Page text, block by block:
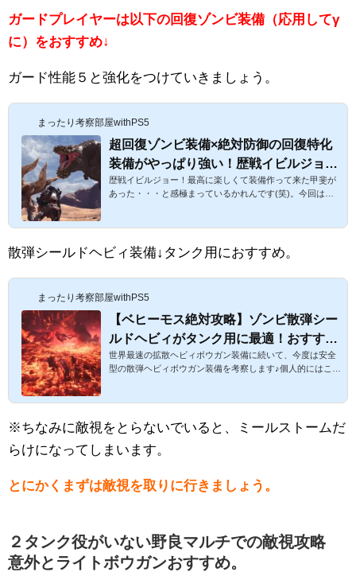
ガードプレイヤーは以下の回復ゾンビ装備（応用してγ
に）をおすすめ↓
ガード性能５と強化をつけていきましょう。
まったり考察部屋withPS5
超回復ゾンビ装備×絶対防御の回復特化
装備がやっぱり強い！歴戦イビルジョー
にも有効！防御特化のおすすめ装備をご
紹介【モンハンワールド攻略】
歴戦イビルジョー！最高に楽しくて装備作って来た甲斐が
あった・・・と感極まっているかれんです(笑)。今回は、
装備です。絶対防御は言い過ぎかもですが、いろいろ応用
も可能なので、ぜひ作ってみてください☆超回復特化×不屈
ハンワールド攻略】スポ...
散弾シールドヘビィ装備↓タンク用におすすめ。
まったり考察部屋withPS5
【ベヒーモス絶対攻略】ゾンビ散弾シー
ルドヘビィがタンク用に最適！おすすめ
装備を解説！【モンハンワールド攻略】
世界最速の拡散ヘビィボウガン装備に続いて、今度は安全
型の散弾ヘビィボウガン装備を考察します♪個人的にはこち
ク拡散ヘビィボウガン装備や攻略については以下を御覧く
ださい。１タンク用で攻撃も強い！安全な散弾シールドヘ
ビィ装備ベヒーモスのタンク役としてランス・ガンラン
散弾シールドヘビィです！ランス...
※ちなみに敵視をとらないでいると、ミールストームだ
らけになってしまいます。
とにかくまずは敵視を取りに行きましょう。
２タンク役がいない野良マルチでの敵視攻略
意外とライトボウガンおすすめ。